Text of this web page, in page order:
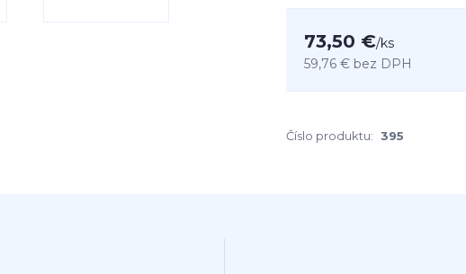
73,50 €/ks
59,76 € bez DPH
Číslo produktu: 395